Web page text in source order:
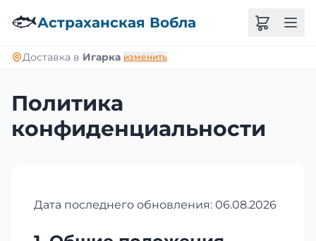
🐟Астраханская Вобла
Доставка в Игарка изменить
Политика
конфиденциальности
Дата последнего обновления: 06.08.2026